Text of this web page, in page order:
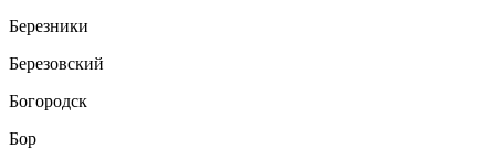
Березники
Березовский
Богородск
Бор